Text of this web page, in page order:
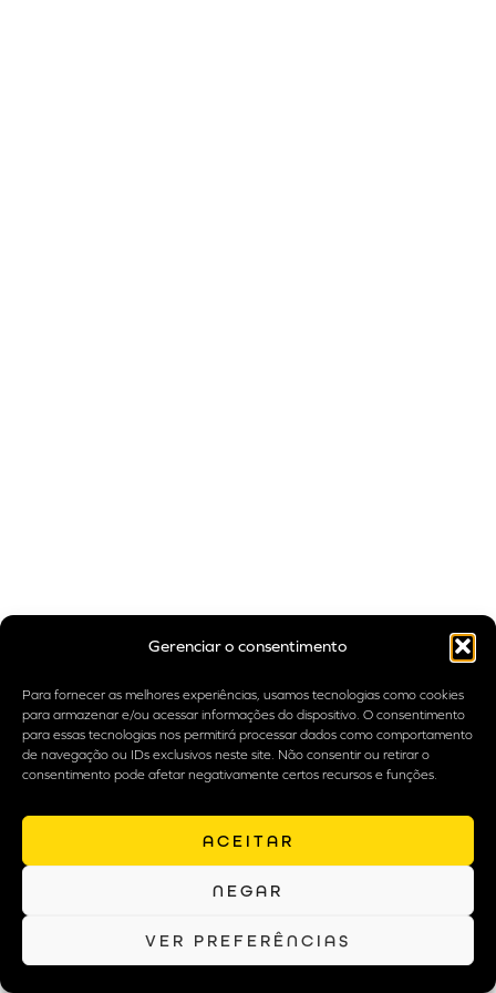
Gerenciar o consentimento
Para fornecer as melhores experiências, usamos tecnologias como cookies
para armazenar e/ou acessar informações do dispositivo. O consentimento
para essas tecnologias nos permitirá processar dados como comportamento
de navegação ou IDs exclusivos neste site. Não consentir ou retirar o
consentimento pode afetar negativamente certos recursos e funções.
ACEITAR
NEGAR
VER PREFERÊNCIAS